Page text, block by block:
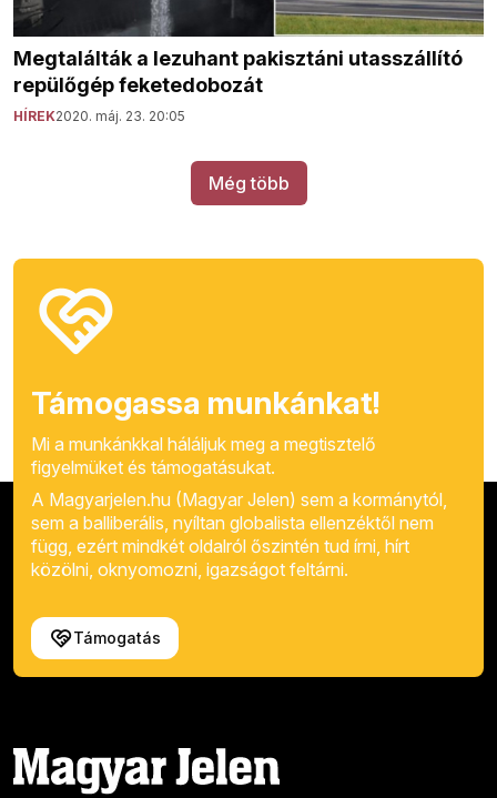
Megtalálták a lezuhant pakisztáni utasszállító
repülőgép feketedobozát
HÍREK2020. máj. 23. 20:05
Még több
Támogassa munkánkat!
Mi a munkánkkal háláljuk meg a megtisztelő
figyelmüket és támogatásukat.
A Magyarjelen.hu (Magyar Jelen) sem a kormánytól,
sem a balliberális, nyíltan globalista ellenzéktől nem
függ, ezért mindkét oldalról őszintén tud írni, hírt
közölni, oknyomozni, igazságot feltárni.
Támogatás